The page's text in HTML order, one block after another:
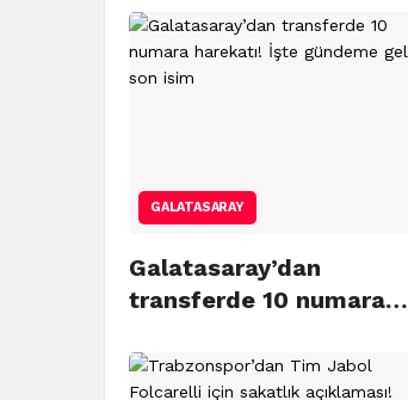
GALATASARAY
Galatasaray’dan
transferde 10 numara…